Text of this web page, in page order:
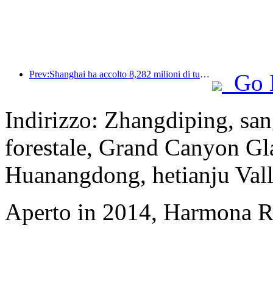
Prev:Shanghai ha accolto 8,282 milioni di turisti nei primi 11 mesi dell'anno, superando le aspettative iniziali.
Go
Indirizzo: Zhangdiping,
forestale, Grand Canyon
Huanangdong, hetianju
Aperto in 2014, Harmona